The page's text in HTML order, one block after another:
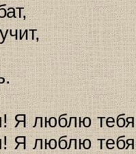
Я люблю
Я люблю